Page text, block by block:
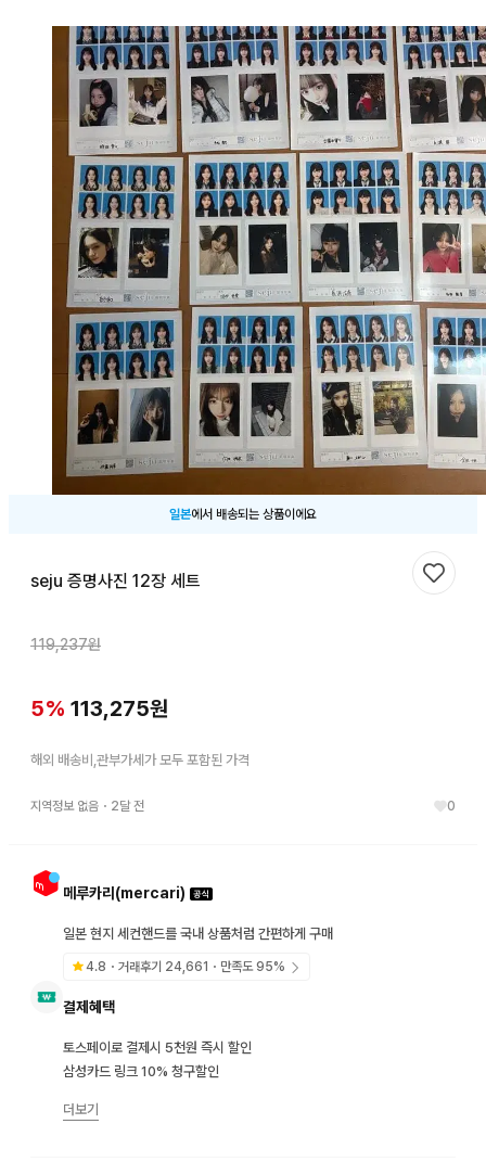
일본에서 배송되는 상품이에요
seju 증명사진 12장 세트
119,237원
5% 113,275원
해외 배송비,관부가세가 모두 포함된 가격
지역정보 없음 ・ 2달 전 0
메루카리(mercari)
일본 현지 세컨핸드를 국내 상품처럼 간편하게 구매
4.8 ・거래후기 24,661 ・만족도95%
결제혜택
토스페이로 결제시 5천원 즉시 할인
삼성카드 링크 10% 청구할인
더보기
찜하기